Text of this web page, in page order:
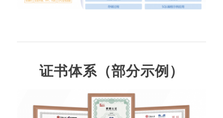
证书体系（部分示例）